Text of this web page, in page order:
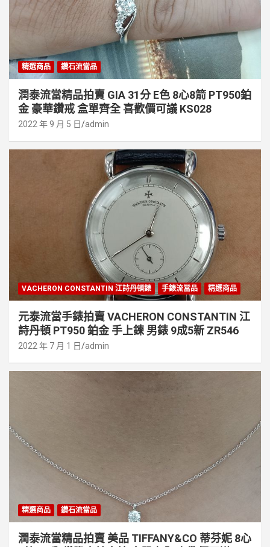
精選商品 鑽石流當品
潤泰流當精品拍賣 GIA 31分 E色 8心8箭 PT950鉑
金 豪華鑽戒 盒單齊全 喜歡價可議 KS028
2022 年 9 月 5 日 admin
VACHERON CONSTANTIN 江詩丹頓錶 手錶流當品 精選商品
元泰流當手錶拍賣 VACHERON CONSTANTIN 江
詩丹頓 PT950 鉑金 手上鍊 男錶 9成5新 ZR546
2022 年 7 月 1 日 admin
精選商品 鑽石流當品
潤泰流當精品拍賣 美品 TIFFANY&CO 蒂芬妮 8心